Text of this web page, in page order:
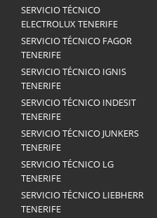
SERVICIO TÉCNICO
ELECTROLUX TENERIFE
SERVICIO TÉCNICO FAGOR
TENERIFE
SERVICIO TÉCNICO IGNIS
TENERIFE
SERVICIO TÉCNICO INDESIT
TENERIFE
SERVICIO TÉCNICO JUNKERS
TENERIFE
SERVICIO TÉCNICO LG
TENERIFE
SERVICIO TÉCNICO LIEBHERR
TENERIFE